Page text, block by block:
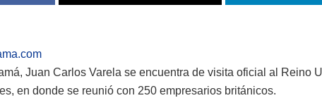
Juan Carlos Varela se encuentra de visita oficial al Reino
en donde se reunió con 250 empresarios británicos.